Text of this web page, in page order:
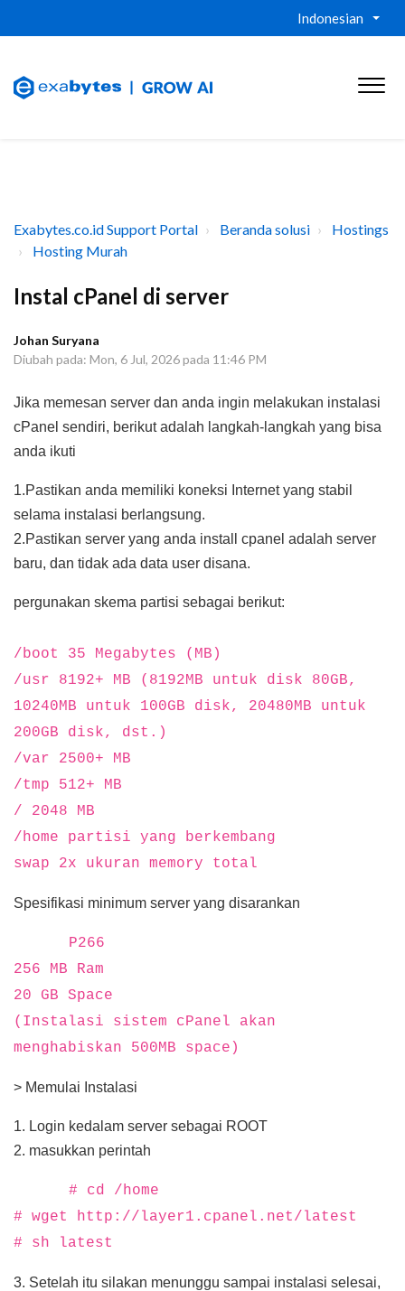
Indonesian
Exabytes.co.id Support Portal Beranda solusi
Hostings
Hosting Murah
Instal cPanel di server
Johan Suryana
Diubah pada: Mon, 6 Jul, 2026 pada 11:46 PM
Jika memesan server dan anda ingin melakukan instalasi
cPanel sendiri, berikut adalah langkah-langkah yang bisa
anda ikuti
1.Pastikan anda memiliki koneksi Internet yang stabil
selama instalasi berlangsung.
2.Pastikan server yang anda install cpanel adalah server
baru, dan tidak ada data user disana.
pergunakan skema partisi sebagai berikut:
/boot 35 Megabytes (MB)
/usr 8192+ MB (8192MB untuk disk 80GB,
10240MB untuk 100GB disk, 20480MB untuk
200GB disk, dst.)
/var 2500+ MB
/tmp 512+ MB
/ 2048 MB
/home partisi yang berkembang
swap 2x ukuran memory total
Spesifikasi minimum server yang disarankan
P266
256 MB Ram
20 GB Space
(Instalasi sistem cPanel akan
menghabiskan 500MB space)
> Memulai Instalasi
1. Login kedalam server sebagai ROOT
2. masukkan perintah
# cd /home
# wget http://layer1.cpanel.net/latest
# sh latest
3. Setelah itu silakan menunggu sampai instalasi selesai,